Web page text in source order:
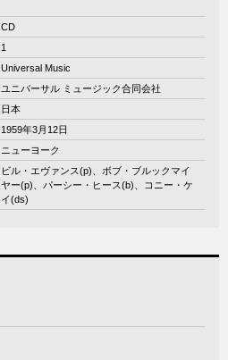
CD
1
Universal Music
ユニバーサル ミュージック合同会社
日本
1959年3月12日
ニューヨーク
ビル・エヴァンス(p)、ボブ・ブルックマイ
ヤー(p)、パーシー・ヒース(b)、コニー・ケ
イ(ds)